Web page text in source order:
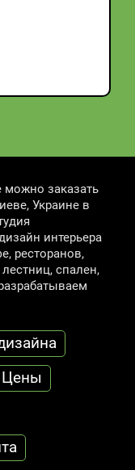
можно заказать
Украине в
интерьера
ресторанов,
спален,
Цены